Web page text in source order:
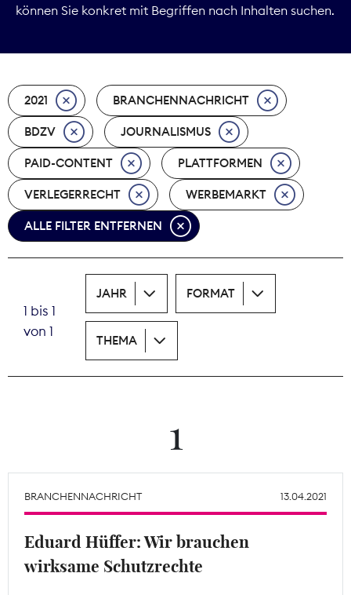
Marktdaten
Nachhaltigkeit
Nachwuchs
Nova Award
Pressefreiheit
Print
Recht
Tarifpolitik
Theodor-Wolff-Preis
Mitgliederbereich
können Sie konkret mit Begriffen nach Inhalten suchen.
2021 BRANCHENNACHRICHT
BDZV JOURNALISMUS
PAID-CONTENT PLATTFORMEN
VERLEGERRECHT WERBEMARKT
ALLE FILTER ENTFERNEN
1 bis 1
von 1
JAHR FORMAT
THEMA
1
BRANCHENNACHRICHT 13.04.2021
Eduard Hüffer: Wir brauchen
wirksame Schutzrechte